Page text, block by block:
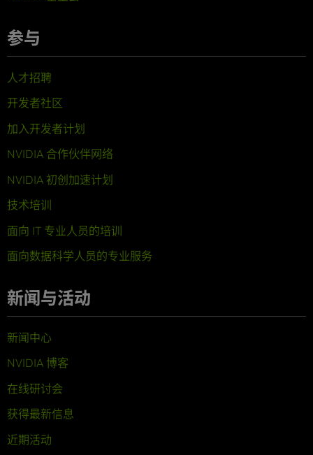
参与
人才招聘
开发者社区
加入开发者计划
NVIDIA 合作伙伴网络
NVIDIA 初创加速计划
技术培训
面向 IT 专业人员的培训
面向数据科学人员的专业服务
新闻与活动
新闻中心
NVIDIA 博客
在线研讨会
获得最新信息
近期活动